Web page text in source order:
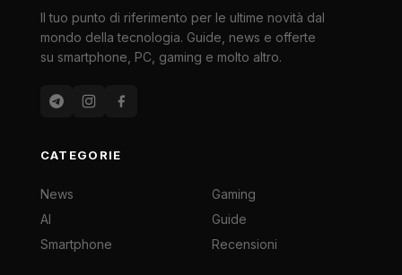
Il tuo punto di riferimento per le ultime novità dal
mondo della tecnologia. Guide, news e offerte
su smartphone, PC, gaming e molto altro.
CATEGORIE
News
AI
Smartphone
Gaming
Guide
Recensioni